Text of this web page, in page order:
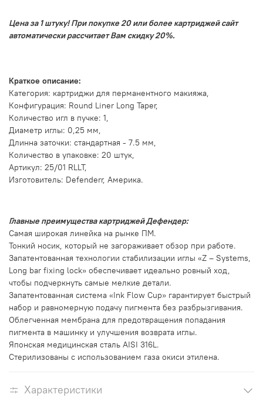
Цена за 1 штуку! При покупке 20 или более картриджей сайт
автоматически рассчитает Вам скидку 20%.
Краткое описание:
Категория: картриджи для перманентного макияжа,
Конфигурация: Round Liner Long Taper,
Количество игл в пучке: 1,
Диаметр иглы: 0,25 мм,
Длинна заточки: стандартная - 7.5 мм,
Количество в упаковке: 20 штук,
Артикул: 25/01 RLLT,
Изготовитель: Defenderr, Америка.
Главные преимущества картриджей Дефендер:
Самая широкая линейка на рынке ПМ.
Тонкий носик, который не загораживает обзор при работе.
Запатентованная технологии стабилизации иглы «Z – Systems,
Long bar fixing lock» обеспечивает идеально ровный ход,
чтобы подчеркнуть самые мелкие детали.
Запатентованная система «Ink Flow Cup» гарантирует быстрый
набор и равномерную подачу пигмента без разбрызгивания.
Облегченная мембрана для предотвращения попадания
пигмента в машинку и улучшения возврата иглы.
Японская медицинская сталь AISI 316L.
Стерилизованы с использованием газа окиси этилена.
Характеристики